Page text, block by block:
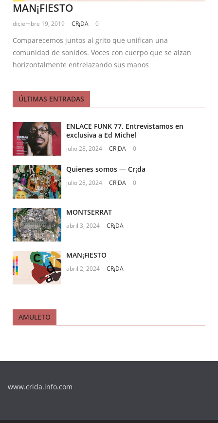
MAN¡FIESTO
diciembre 19, 2019 CR¡DA 0
Comparecemos juntos al grito que unifican una
comunidad de sonidos. Voces con cuerpo que se alzan
horizontalmente entrelazando sus manos
ÚLTIMAS ENTRADAS
ENLACE FUNK 77. Entrevistamos en
exclusiva a Ed Michel
julio 28, 2024 CR¡DA 0
Quienes somos — Cr¡da
julio 28, 2024 CR¡DA 0
MONTSERRAT
abril 3, 2024 CR¡DA
MAN¡FIESTO
abril 2, 2024 CR¡DA
AMULETO
www.crida.info.com